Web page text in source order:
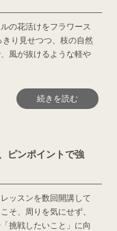
の花活けをフラワース
り見せつつ、枝の自然
風が抜けるような軽や
続きを読む
ピンポイントで強
ッスンを数回開講して
そ、周りを気にせず、
挑戦したいこと」に向